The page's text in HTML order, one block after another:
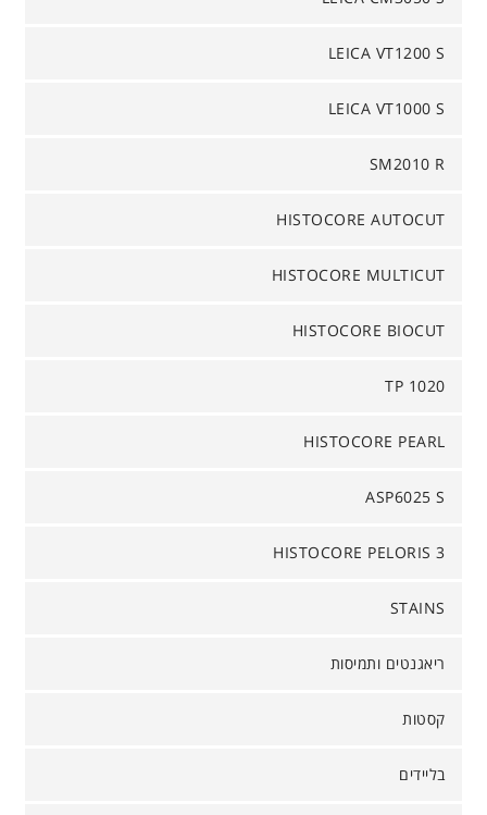
LEICA VT1200 S
LEICA VT1000 S
SM2010 R
HISTOCORE AUTOCUT
HISTOCORE MULTICUT
HISTOCORE BIOCUT
TP 1020
HISTOCORE PEARL
ASP6025 S
HISTOCORE PELORIS 3
STAINS
ריאגנטים ותמיסות
קסטות
בליידים